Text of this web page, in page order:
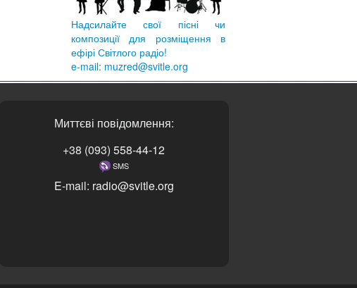
Надсилайте свої пісні чи
композиції для розміщення в
ефірі Світлого радіо!
e-mail: muzred@svitle.org
Миттєві повідомлення:
+38 (093) 558-44-12
SMS
E-mail: radio@svitle.org